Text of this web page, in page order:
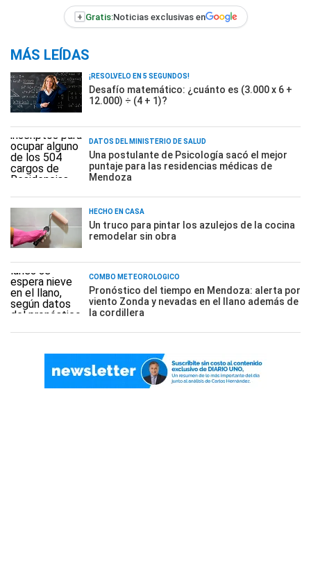
+ Gratis:Noticias exclusivas en
MÁS LEÍDAS
¡RESOLVELO EN 5 SEGUNDOS!
Desafío matemático: ¿cuánto es (3.000 x 6 +
12.000) ÷ (4 + 1)?
DATOS DEL MINISTERIO DE SALUD
Una postulante de Psicología sacó el mejor
puntaje para las residencias médicas de
Mendoza
HECHO EN CASA
Un truco para pintar los azulejos de la cocina
remodelar sin obra
COMBO METEOROLÓGICO
Pronóstico del tiempo en Mendoza: alerta por
viento Zonda y nevadas en el llano además de
la cordillera